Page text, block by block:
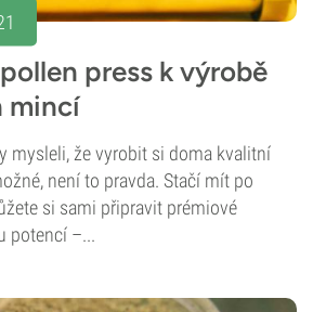
press k výrobě
mincí
mysleli, že vyrobit si doma kvalitní
není to pravda. Stačí mít po
si sami připravit prémiové
potencí –...